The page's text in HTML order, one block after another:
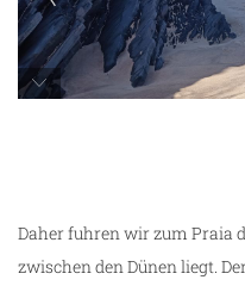
Daher fuhren wir zum Praia
zwischen den Dünen liegt.